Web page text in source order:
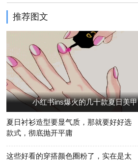
推荐图文
小红书ins爆火的几十款夏日美甲
夏日衬衫造型要显气质，那就要好好选
款式，彻底抛开平庸
这些好看的穿搭颜色圈粉了，实在是太